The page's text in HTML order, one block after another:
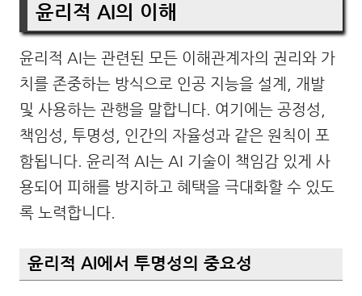
윤리적 AI의 이해
윤리적 AI는 관련된 모든 이해관계자의 권리와 가
치를 존중하는 방식으로 인공 지능을 설계, 개발
및 사용하는 관행을 말합니다. 여기에는 공정성,
책임성, 투명성, 인간의 자율성과 같은 원칙이 포
함됩니다. 윤리적 AI는 AI 기술이 책임감 있게 사
용되어 피해를 방지하고 혜택을 극대화할 수 있도
록 노력합니다.
윤리적 AI에서 투명성의 중요성